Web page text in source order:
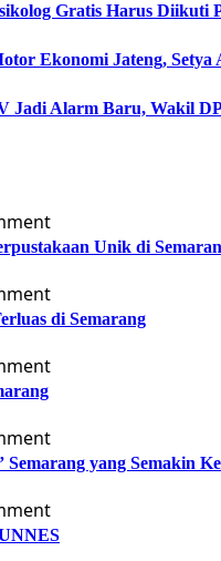
Gratis Harus Diikuti
Ekonomi Jateng,
Jadi Alarm Baru, Wakil
Unik di
di Semarang
yang Semakin